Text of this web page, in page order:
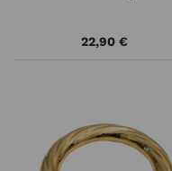
22,90 €